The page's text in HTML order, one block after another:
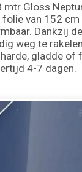
mtr Gloss
van 152
Dankzij
weg te
gladde of
4-7 dagen.